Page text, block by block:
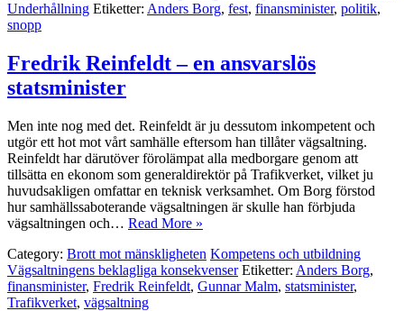
Underhållning Etiketter: Anders Borg, fest, finansminister, politik,
snopp
Fredrik Reinfeldt – en ansvarslös
statsminister
Men inte nog med det. Reinfeldt är ju dessutom inkompetent och
utgör ett hot mot vårt samhälle eftersom han tillåter vägsaltning.
Reinfeldt har därutöver förolämpat alla medborgare genom att
tillsätta en ekonom som generaldirektör på Trafikverket, vilket ju
huvudsakligen omfattar en teknisk verksamhet. Om Borg förstod
hur samhällssaboterande vägsaltningen är skulle han förbjuda
vägsaltningen och… Read More »
Category: Brott mot mänskligheten Kompetens och utbildning
Vägsaltningens beklagliga konsekvenser Etiketter: Anders Borg,
finansminister, Fredrik Reinfeldt, Gunnar Malm, statsminister,
Trafikverket, vägsaltning